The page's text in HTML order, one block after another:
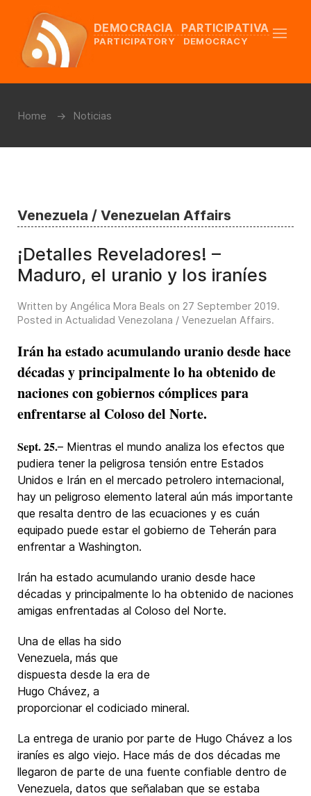
DEMOCRACIA PARTICIPATIVA
PARTICIPATORY DEMOCRACY
Home Noticias
Venezuela / Venezuelan Affairs
¡Detalles Reveladores! –
Maduro, el uranio y los iraníes
Written by Angélica Mora Beals on 27 September 2019.
Posted in Actualidad Venezolana / Venezuelan Affairs.
Irán ha estado acumulando uranio desde hace
décadas y principalmente lo ha obtenido de
naciones con gobiernos cómplices para
enfrentarse al Coloso del Norte.
Sept. 25.– Mientras el mundo analiza los efectos que
pudiera tener la peligrosa tensión entre Estados
Unidos e Irán en el mercado petrolero internacional,
hay un peligroso elemento lateral aún más importante
que resalta dentro de las ecuaciones y es cuán
equipado puede estar el gobierno de Teherán para
enfrentar a Washington.
Irán ha estado acumulando uranio desde hace
décadas y principalmente lo ha obtenido de naciones
amigas enfrentadas al Coloso del Norte.
Una de ellas ha sido
Venezuela, más que
dispuesta desde la era de
Hugo Chávez, a
proporcionar el codiciado mineral.
La entrega de uranio por parte de Hugo Chávez a los
iraníes es algo viejo. Hace más de dos décadas me
llegaron de parte de una fuente confiable dentro de
Venezuela, datos que señalaban que se estaba